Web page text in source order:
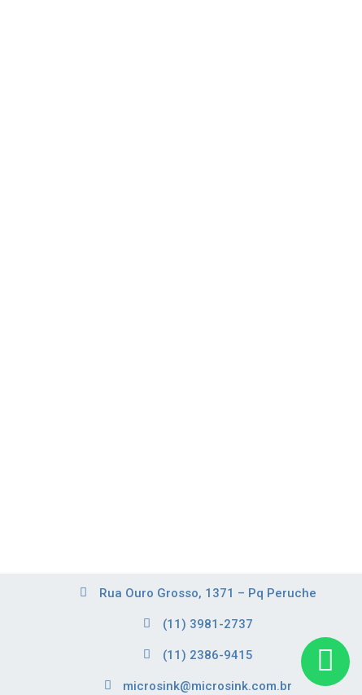
Rua Ouro Grosso, 1371 – Pq Peruche
(11) 3981-2737
(11) 2386-9415
microsink@microsink.com.br